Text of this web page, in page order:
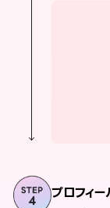
プロフィ